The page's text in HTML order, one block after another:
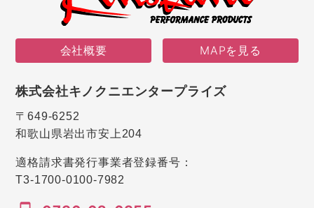
会社概要 MAPを見る
株式会社キノクニエンタープライズ
〒649-6252
和歌山県岩出市安上204
適格請求書発行事業者登録番号：
T3-1700-0100-7982